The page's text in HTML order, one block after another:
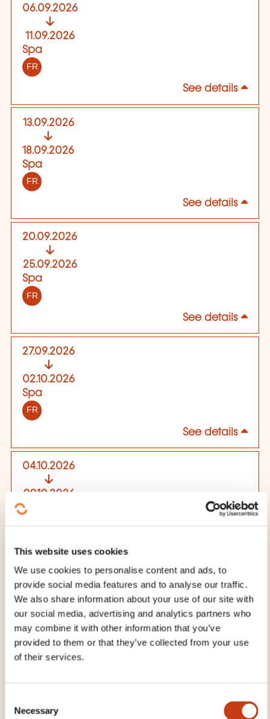
This website uses cookies
We use cookies to personalise content and ads, to
provide social media features and to analyse our traffic.
We also share information about your use of our site with
our social media, advertising and analytics partners who
may combine it with other information that you’ve
provided to them or that they’ve collected from your use
of their services.
Necessary
06.09.2026
11.09.2026
Spa
FR
See details
13.09.2026
18.09.2026
Spa
FR
See details
20.09.2026
25.09.2026
Spa
FR
See details
27.09.2026
02.10.2026
Spa
FR
See details
04.10.2026
09.10.2026
Spa
11.10.2026
16.10.2026
FR